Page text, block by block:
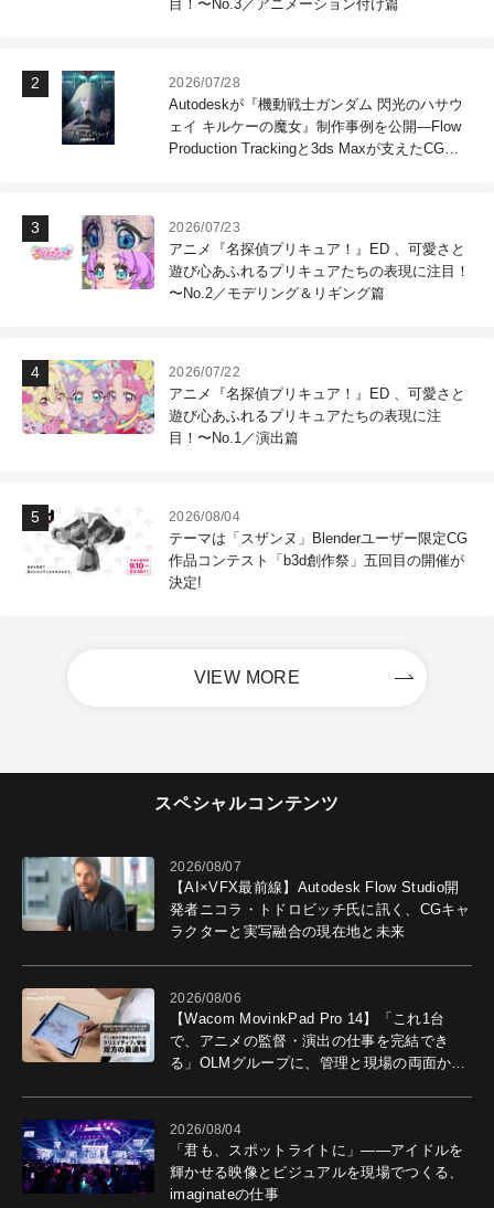
目！〜No.3／アニメーション付け篇
2026/07/28
Autodeskが『機動戦士ガンダム 閃光のハサウ
ェイ キルケーの魔女』制作事例を公開―Flow
Production Trackingと3ds Maxが支えたCG制
2026/07/23
アニメ『名探偵プリキュア！』ED 、可愛さと
遊び心あふれるプリキュアたちの表現に注目！
〜No.2／モデリング＆リギング篇
2026/07/22
アニメ『名探偵プリキュア！』ED 、可愛さと
遊び心あふれるプリキュアたちの表現に注
目！〜No.1／演出篇
2026/08/04
テーマは「スザンヌ」Blenderユーザー限定CG
作品コンテスト「b3d創作祭」五回目の開催が
決定!
VIEW MORE
スペシャルコンテンツ
2026/08/07
【AI×VFX最前線】Autodesk Flow Studio開
発者ニコラ・トドロビッチ氏に訊く、CGキャ
ラクターと実写融合の現在地と未来
2026/08/06
【Wacom MovinkPad Pro 14】「これ1台
で、アニメの監督・演出の仕事を完結でき
る」OLMグループに、管理と現場の両面から
2026/08/04
「君も、スポットライトに」――アイドルを
輝かせる映像とビジュアルを現場でつくる、
imaginateの仕事